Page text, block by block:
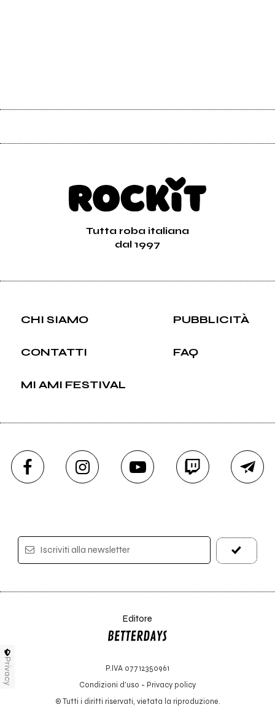
Tutta roba italiana
dal 1997
CHI SIAMO PUBBLICITÀ
CONTATTI FAQ
MI AMI FESTIVAL
Iscriviti alla newsletter
Editore
P.IVA 07712350961
Condizioni d'uso - Privacy policy
© Tutti i diritti riservati, vietata la riproduzione.
Privacy